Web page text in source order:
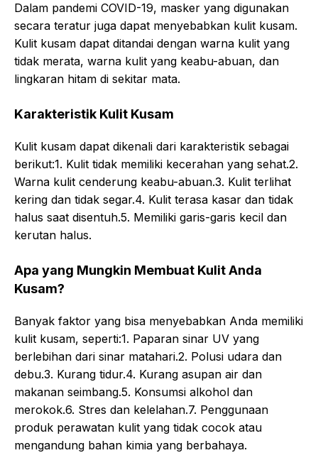
Dalam pandemi COVID-19, masker yang digunakan
secara teratur juga dapat menyebabkan kulit kusam.
Kulit kusam dapat ditandai dengan warna kulit yang
tidak merata, warna kulit yang keabu-abuan, dan
lingkaran hitam di sekitar mata.
Karakteristik Kulit Kusam
Kulit kusam dapat dikenali dari karakteristik sebagai
berikut:1. Kulit tidak memiliki kecerahan yang sehat.2.
Warna kulit cenderung keabu-abuan.3. Kulit terlihat
kering dan tidak segar.4. Kulit terasa kasar dan tidak
halus saat disentuh.5. Memiliki garis-garis kecil dan
kerutan halus.
Apa yang Mungkin Membuat Kulit Anda
Kusam?
Banyak faktor yang bisa menyebabkan Anda memiliki
kulit kusam, seperti:1. Paparan sinar UV yang
berlebihan dari sinar matahari.2. Polusi udara dan
debu.3. Kurang tidur.4. Kurang asupan air dan
makanan seimbang.5. Konsumsi alkohol dan
merokok.6. Stres dan kelelahan.7. Penggunaan
produk perawatan kulit yang tidak cocok atau
mengandung bahan kimia yang berbahaya.